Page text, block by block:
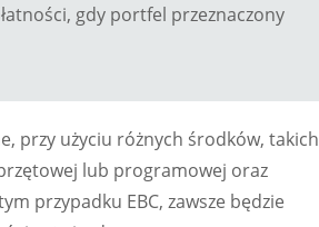
gdy portfel przeznaczony
przy użyciu różnych środków, takich
lub programowej oraz
przypadku EBC, zawsze będzie